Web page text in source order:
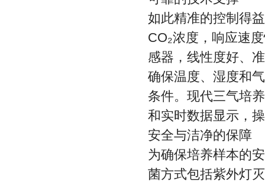
如此精准的控制得
CO₂浓度，响应速
感器，线性度好、
确保温度、湿度和
条件。现代三气培
和实时数据显示，
安全与洁净的保障
为确保培养样本的
菌方式包括紫外灯